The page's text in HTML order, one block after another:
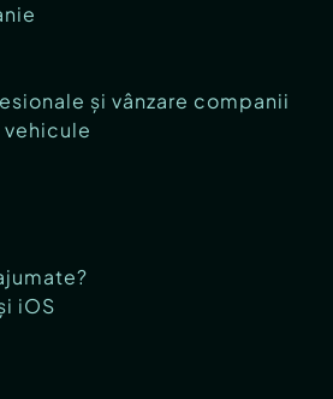
și vânzare companii
iOS